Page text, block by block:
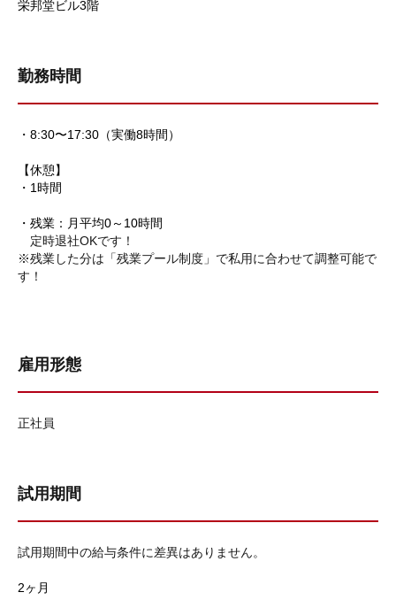
栄邦堂ビル3階
勤務時間
・8:30〜17:30（実働8時間）
【休憩】
・1時間
・残業：月平均0～10時間
定時退社OKです！
※残業した分は「残業プール制度」で私用に合わせて調整可能で
す！
雇用形態
正社員
試用期間
試用期間中の給与条件に差異はありません。
2ヶ月